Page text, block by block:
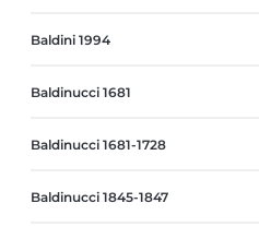
Baldini 1994
Baldinucci 1681
Baldinucci 1681-1728
Baldinucci 1845-1847